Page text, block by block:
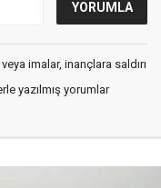
imalar, inançlara saldırı
yazılmış yorumlar